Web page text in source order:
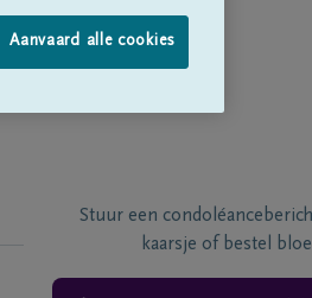
Stuur een
kaarsje of bestel
Aanvaard alle cookies